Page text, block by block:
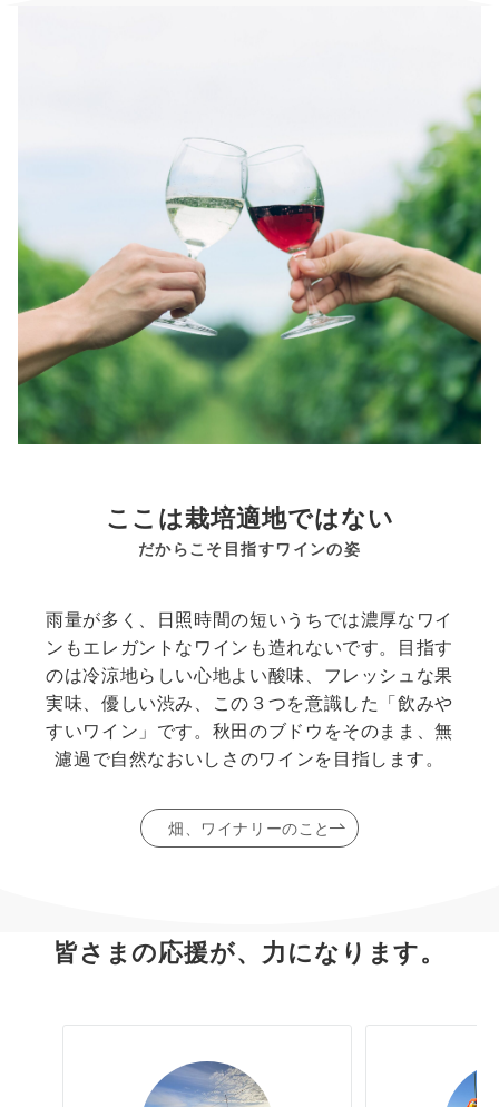
ここは栽培適地ではない
だからこそ目指すワインの姿
雨量が多く、日照時間の短いうちでは濃厚なワイ
ンもエレガントなワインも造れないです。目指す
のは冷涼地らしい心地よい酸味、フレッシュな果
実味、優しい渋み、この３つを意識した「飲みや
すいワイン」です。秋田のブドウをそのまま、無
濾過で自然なおいしさのワインを目指します。
畑、ワイナリーのこと
皆さまの応援が、力になります。